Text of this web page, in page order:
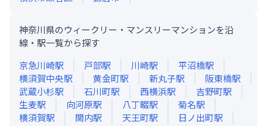
神奈川県のウィークリー・マンスリーマンションを沿
線・駅一覧から探す
京急川崎駅 戸部駅 川崎駅 平沼橋駅
横須賀中央駅 黄金町駅 新丸子駅 阪東橋駅
武蔵小杉駅 石川町駅 西横浜駅 吉野町駅
生麦駅 向河原駅 八丁畷駅 菊名駅
横須賀駅 関内駅 天王町駅 日ノ出町駅